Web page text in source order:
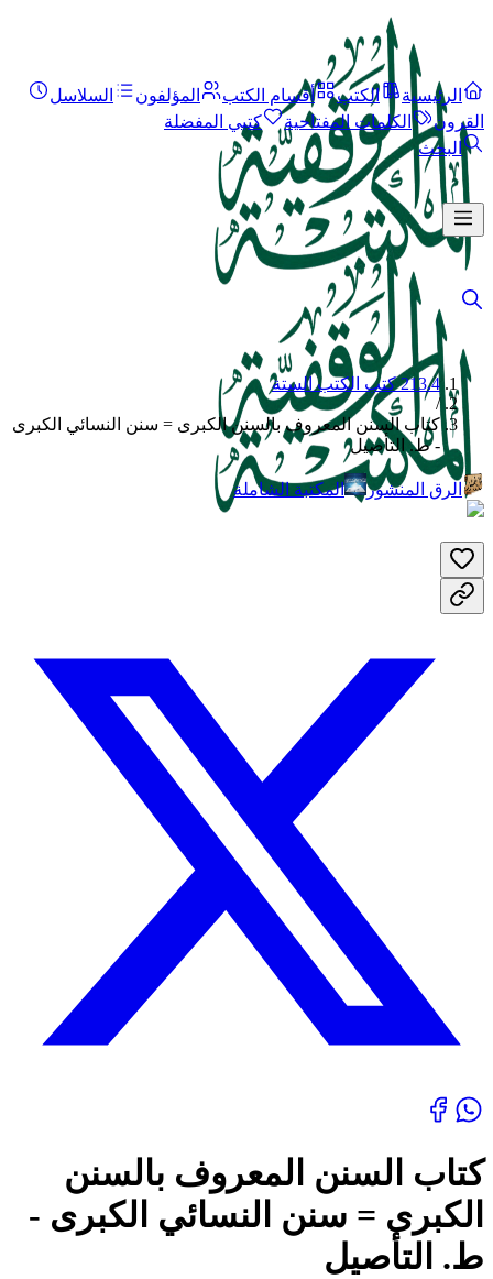
الرئيسية الكتب أقسام الكتب المؤلفون
السلاسل
القرون
الكلمات المفتاحية
كتبي المفضلة
البحث
213.4 كتب الكتب الستة
/
كتاب السنن المعروف بالسنن الكبرى = سنن النسائي الكبرى
- ط. التأصيل
الرق المنشور المكتبة الشاملة
كتاب السنن المعروف بالسنن
الكبرى = سنن النسائي الكبرى -
ط. التأصيل